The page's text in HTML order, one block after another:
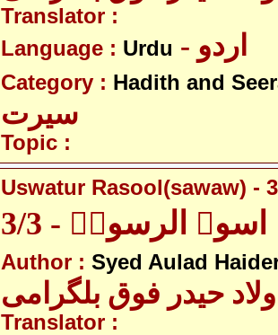
Translator :
Language : Urdu - اردو
Category : Hadith and
سیرت
Topic :
Uswatur Rasool(sawaw) -
اسوۃ الرسولؐ - 3/3
Author : Syed Aulad
حیدر فوق بلگرامی
Translator :